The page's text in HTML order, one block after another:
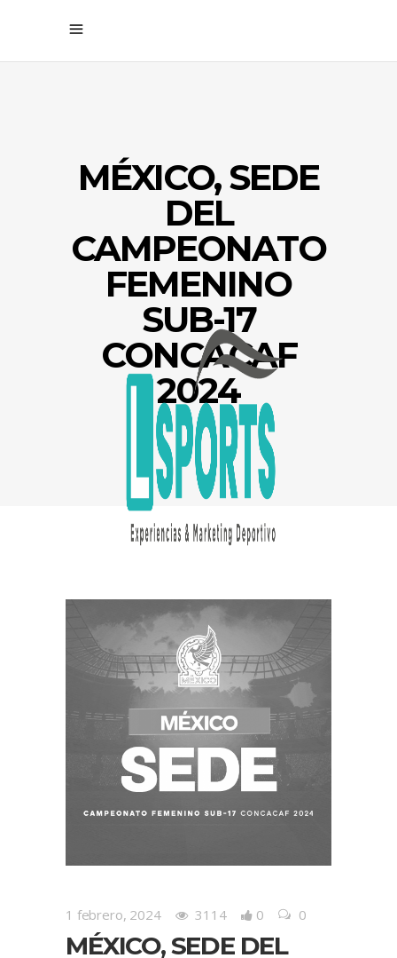
MÉXICO, SEDE
DEL
CAMPEONATO
FEMENINO
SUB-17
CONCACAF
2024
1 febrero, 2024 3114 0 0
MÉXICO, SEDE DEL